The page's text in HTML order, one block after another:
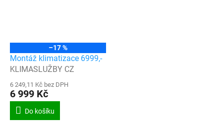
–17 %
Montáž klimatizace 6999,-
KLIMASLUŽBY CZ
6 249,11 Kč bez DPH
6 999 Kč
Do košíku